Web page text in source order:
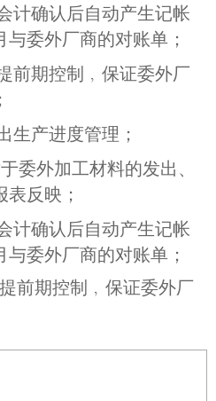
计确认后自动产生记帐
委外厂商的对账单；
前期控制﹐保证委外厂
生产进度管理；
委外加工材料的发出、
反映；
计确认后自动产生记帐
委外厂商的对账单；
前期控制﹐保证委外厂